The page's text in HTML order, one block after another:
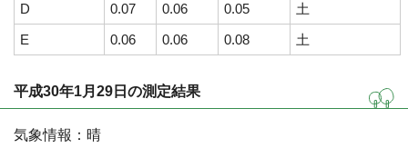
D
0.07 0.06 0.05
土
E
0.06 0.06 0.08 土
平成30年1月29日の測定結果
気象情報：晴